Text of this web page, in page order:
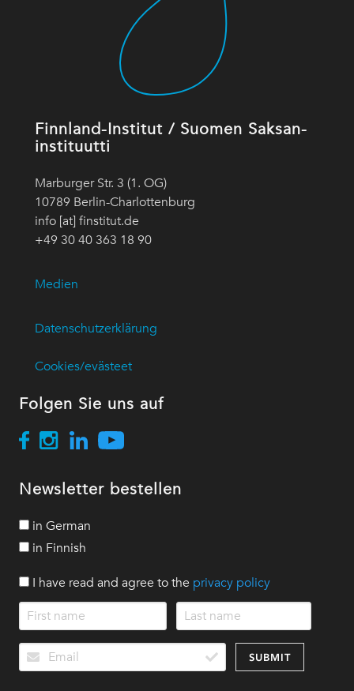
Finnland-Institut / Suomen Saksan-
instituutti
Marburger Str. 3 (1. OG)
10789 Berlin-Charlottenburg
info [at] finstitut.de
+49 30 40 363 18 90
Medien
Datenschutzerklärung
Cookies/evästeet
Folgen Sie uns auf
Newsletter bestellen
in German
in Finnish
I have read and agree to the privacy policy
SUBMIT